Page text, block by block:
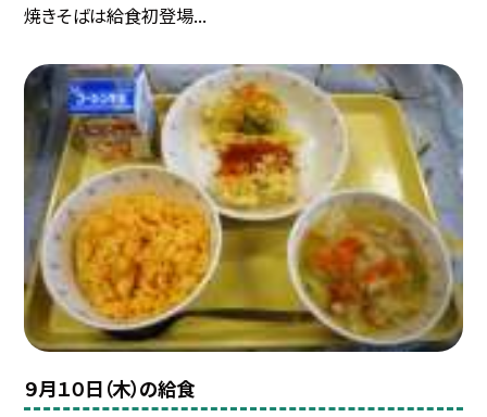
焼きそばは給食初登場...
９月１０日（木）の給食